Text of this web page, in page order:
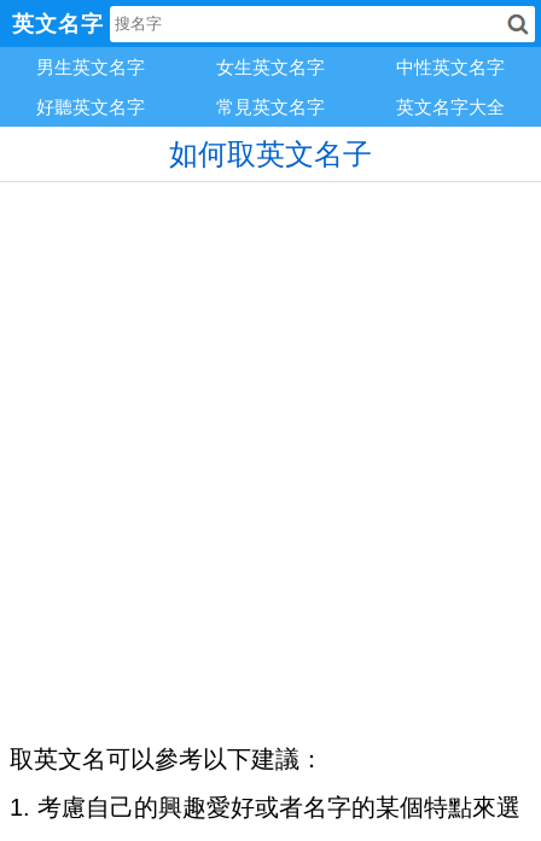
英文名字
男生英文名字 女生英文名字
中性英文名字
好聽英文名字
常見英文名字 英文名字大全
如何取英文名子
取英文名可以參考以下建議：
1. 考慮自己的興趣愛好或者名字的某個特點來選